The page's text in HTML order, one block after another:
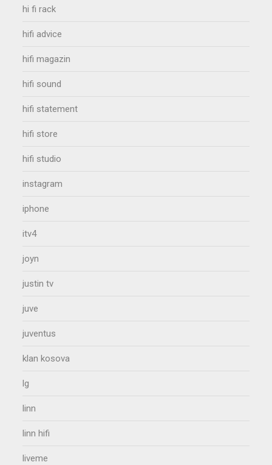
hi fi rack
hifi advice
hifi magazin
hifi sound
hifi statement
hifi store
hifi studio
instagram
iphone
itv4
joyn
justin tv
juve
juventus
klan kosova
lg
linn
linn hifi
liveme